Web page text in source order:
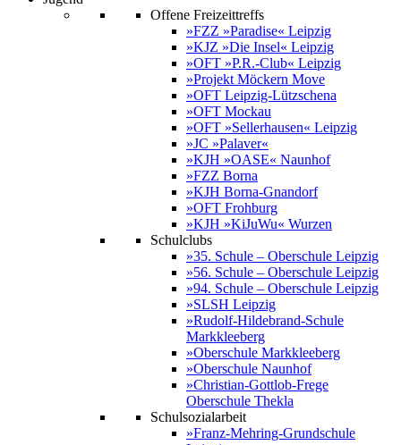
Offene Freizeittreffs
»FZZ »Paradise« Leipzig
»KJZ »Die Insel« Leipzig
»OFT »P.R.-Club« Leipzig
»Projekt Möckern Move
»OFT Leipzig-Lützschena
»OFT Mockau
»OFT »Sellerhausen« Leipzig
»JC »Palaver«
»KJH »OASE« Naunhof
»FZZ Borna
»KJH Borna-Gnandorf
»OFT Frohburg
»KJH »KiJuWu« Wurzen
Schulclubs
»35. Schule – Oberschule Leipzig
»56. Schule – Oberschule Leipzig
»94. Schule – Oberschule Leipzig
»SLSH Leipzig
»Rudolf-Hildebrand-Schule
Markkleeberg
»Oberschule Markkleeberg
»Oberschule Naunhof
»Christian-Gottlob-Frege
Oberschule Thekla
Schulsozialarbeit
»Franz-Mehring-Grundschule